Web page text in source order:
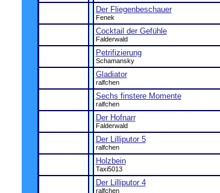
Der Fliegenbeschauer
Fenek
Cocktail der Gefühle
Falderwald
Petrifizierung
Schamansky
Gladiator
ralfchen
Sechs finstere Momente
ralfchen
Der Hofnarr
Falderwald
Der Lilliputor 5
ralfchen
Holzbein
Taxi5013
Der Lilliputor 4
ralfchen